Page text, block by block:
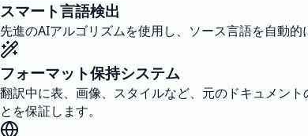
スマート言語検出
先進のAIアルゴリズムを使用し、ソース言語を自動
フォーマット保持システム
翻訳中に表、画像、スタイルなど、元のドキュメン
とを保証します。